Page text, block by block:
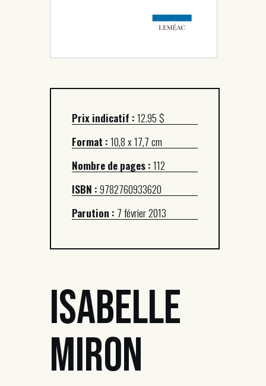
Prix indicatif :12.95 $
Format :10,8 x 17,7 cm
Nombre de pages :112
ISBN :9782760933620
Parution : 7 février 2013
Isabelle
Miron